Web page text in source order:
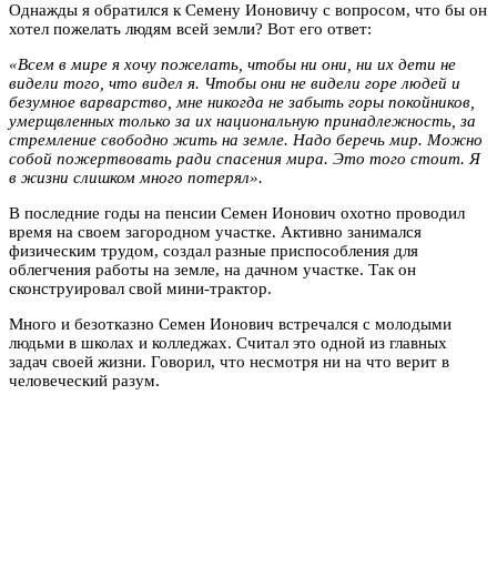
Однажды я обратился к Семену Ионовичу с вопросом, что бы он
хотел пожелать людям всей земли? Вот его ответ:
«Всем в мире я хочу пожелать, чтобы ни они, ни их дети не
видели того, что видел я. Чтобы они не видели горе людей и
безумное варварство, мне никогда не забыть горы покойников,
умерщвленных только за их национальную принадлежность, за
стремление свободно жить на земле. Надо беречь мир. Можно
собой пожертвовать ради спасения мира. Это того стоит. Я
в жизни слишком много потерял».
В последние годы на пенсии Семен Ионович охотно проводил
время на своем загородном участке. Активно занимался
физическим трудом, создал разные приспособления для
облегчения работы на земле, на дачном участке. Так он
сконструировал свой мини-трактор.
Много и безотказно Семен Ионович встречался с молодыми
людьми в школах и колледжах. Считал это одной из главных
задач своей жизни. Говорил, что несмотря ни на что верит в
человеческий разум.